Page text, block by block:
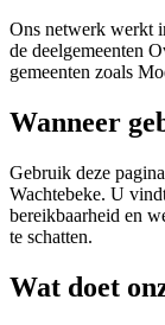
Ons netwerk werkt
de deelgemeenten
gemeenten zoals
Wanneer
Gebruik deze
Wachtebeke. U
bereikbaarheid en
te schatten.
Wat doet